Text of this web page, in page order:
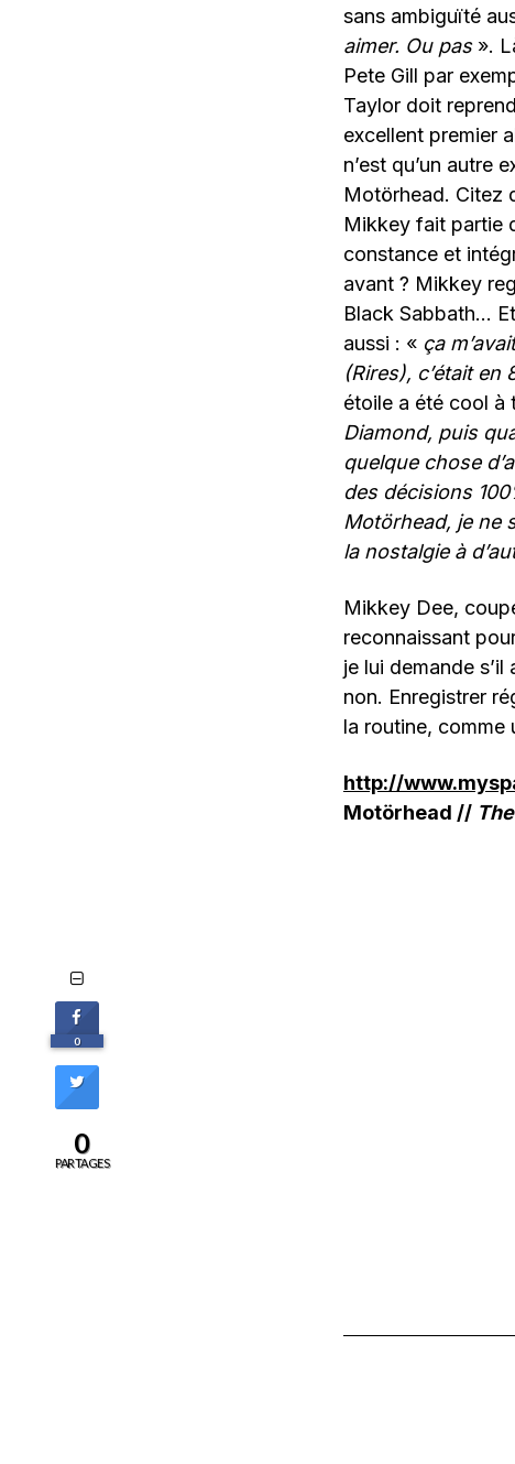
sans ambiguïté
aimer. Ou pas».
Pete Gill par
Taylor doit
excellent premier
n’est qu’un autre
Motörhead. Citez
Mikkey fait partie
constance et
avant ? Mikkey
Black Sabbath…
aussi : « ça
(Rires), c’était en
étoile a été cool à
Diamond, puis
quelque chose
des décisions
Motörhead, je ne
la nostalgie à
Mikkey Dee,
reconnaissant
je lui demande
non. Enregistrer
la routine, comme
http://
Motörhead //
0
0
PARTAGES